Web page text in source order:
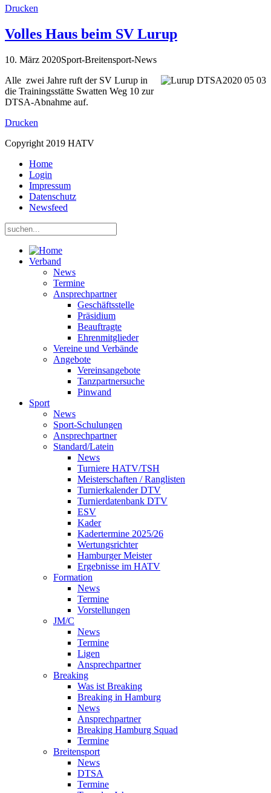
Drucken
Volles Haus beim SV Lurup
10. März 2020Sport-Breitensport-News
Alle zwei Jahre ruft der SV Lurup in
die Trainingsstätte Swatten Weg 10 zur
DTSA-Abnahme auf.
Drucken
Copyright 2019 HATV
Home
Login
Impressum
Datenschutz
Newsfeed
Verband
News
Termine
Ansprechpartner
Geschäftsstelle
Präsidium
Beauftragte
Ehrenmitglieder
Vereine und Verbände
Angebote
Vereinsangebote
Tanzpartnersuche
Pinwand
Sport
News
Sport-Schulungen
Ansprechpartner
Standard/Latein
News
Turniere HATV/TSH
Meisterschaften / Ranglisten
Turnierkalender DTV
Turnierdatenbank DTV
ESV
Kader
Kadertermine 2025/26
Wertungsrichter
Hamburger Meister
Ergebnisse im HATV
Formation
News
Termine
Vorstellungen
JM/C
News
Termine
Ligen
Ansprechpartner
Breaking
Was ist Breaking
Breaking in Hamburg
News
Ansprechpartner
Breaking Hamburg Squad
Termine
Breitensport
News
DTSA
Termine